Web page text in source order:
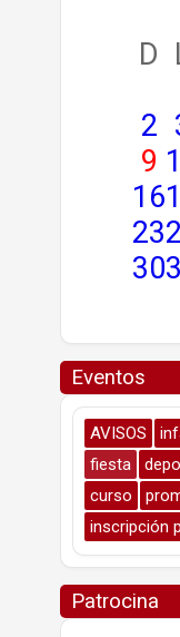
D
2
9
16
23
30
Eventos
AVISOS
fiesta
curso
inscripción
Patrocina